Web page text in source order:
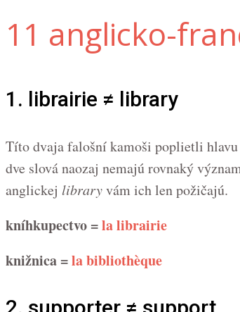
11 anglicko-
1. librairie ≠ library
Títo dvaja falošní kamoši poplietli
dve slová naozaj nemajú rovnaký
anglickej libraryvám ich len požičajú.
kníhkupectvo =la librairie
knižnica =la bibliothèque